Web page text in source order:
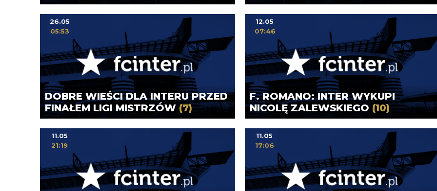
DOBRE WIEŚCI DLA INTERU PRZED
FINAŁEM LIGI MISTRZÓW (7)
26.05
05:53
F. ROMANO: INTER WYKUPI
NICOLĘ ZALEWSKIEGO(10)
12.05
07:46
11.05
21:19
11.05
17:06